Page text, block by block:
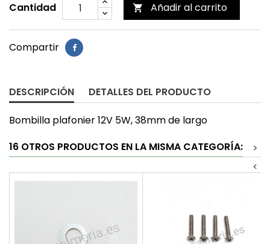
Cantidad
 Añadir al carrito
Compartir
DESCRIPCIÓN DETALLES DEL PRODUCTO
Bombilla plafonier 12V 5W, 38mm de largo
16 OTROS PRODUCTOS EN LA MISMA CATEGORÍA:
>
<